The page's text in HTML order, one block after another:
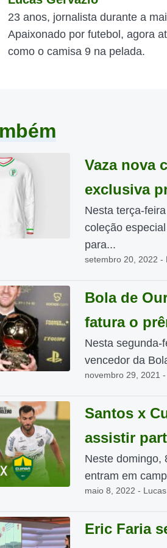
23 anos, jornalista durante a
Apaixonado por futebol, agora
como o camisa 9 na pelada.
Vaza nova
exclusiva
Nesta terça-
coleção
para...
setembro 20, 2022 -
Bola de
fatura o
Nesta segunda-
vencedor da
novembro 29, 2021
Santos x
assistir
Neste domingo,
entram em
maio 8, 2022 -
Eric Faria